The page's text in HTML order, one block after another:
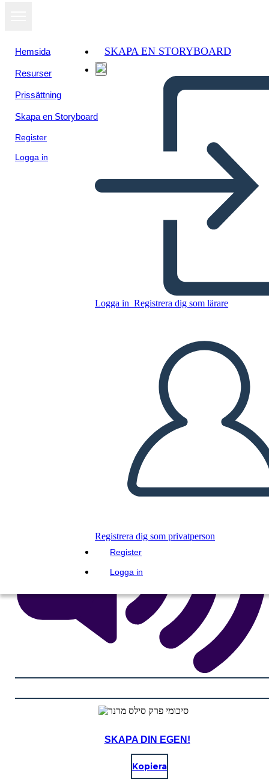
Hemsida
Resurser
Prissättning
Skapa en Storyboard
Register
Logga in
SKAPA EN STORYBOARD
Logga in Registrera dig som lärare
Registrera dig som privatperson
Register
Logga in
סיכומי פרק סילס מרנר
Kopiera denna storyboard
SKAPA EN STORYBOARD
SPELA UPP BILDSPEL
LÄS FÖR MIG
SKAPA DIN EGEN!
Kopiera